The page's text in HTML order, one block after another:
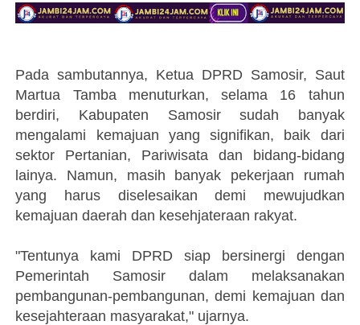
Pada sambutannya, Ketua DPRD Samosir, Saut
Martua Tamba menuturkan, selama 16 tahun
berdiri, Kabupaten Samosir sudah banyak
mengalami kemajuan yang signifikan, baik dari
sektor Pertanian, Pariwisata dan bidang-bidang
lainya. Namun, masih banyak pekerjaan rumah
yang harus diselesaikan demi mewujudkan
kemajuan daerah dan kesehjateraan rakyat.
"Tentunya kami DPRD siap bersinergi dengan
Pemerintah Samosir dalam melaksanakan
pembangunan-pembangunan, demi kemajuan dan
kesejahteraan masyarakat," ujarnya.